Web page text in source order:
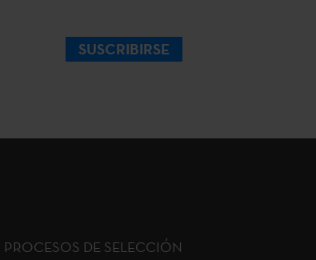
SUSCRIBIRSE
PROCESOS DE SELECCIÓN